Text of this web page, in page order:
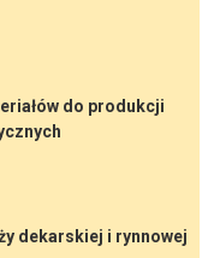
do produkcji
dekarskiej i rynnowej